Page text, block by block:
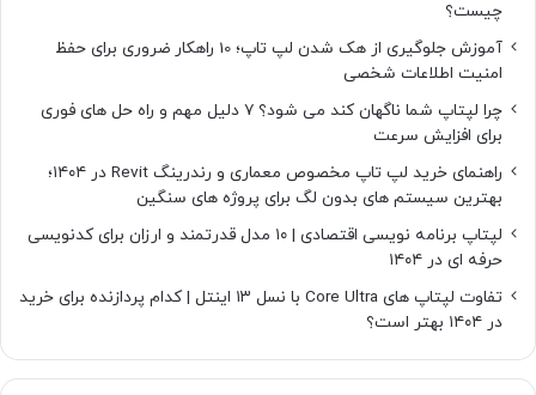
چیست؟
آموزش جلوگیری از هک شدن لپ تاپ؛ 10 راهکار ضروری برای حفظ
امنیت اطلاعات شخصی
چرا لپتاپ شما ناگهان کند می شود؟ ۷ دلیل مهم و راه حل های فوری
برای افزایش سرعت
راهنمای خرید لپ تاپ مخصوص معماری و رندرینگ Revit در ۱۴۰۴؛
بهترین سیستم های بدون لگ برای پروژه های سنگین
لپتاپ برنامه نویسی اقتصادی | ۱۰ مدل قدرتمند و ارزان برای کدنویسی
حرفه ای در ۱۴۰۴
تفاوت لپتاپ های Core Ultra با نسل ۱۳ اینتل | کدام پردازنده برای خرید
در ۱۴۰۴ بهتر است؟